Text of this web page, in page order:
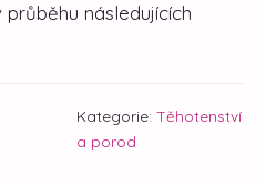
následujících
Kategorie: Těhotenství
a porod